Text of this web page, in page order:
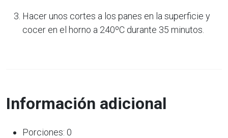
Hacer unos cortes a los panes en la superficie y
cocer en el horno a 240ºC durante 35 minutos.
Información adicional
Porciones: 0